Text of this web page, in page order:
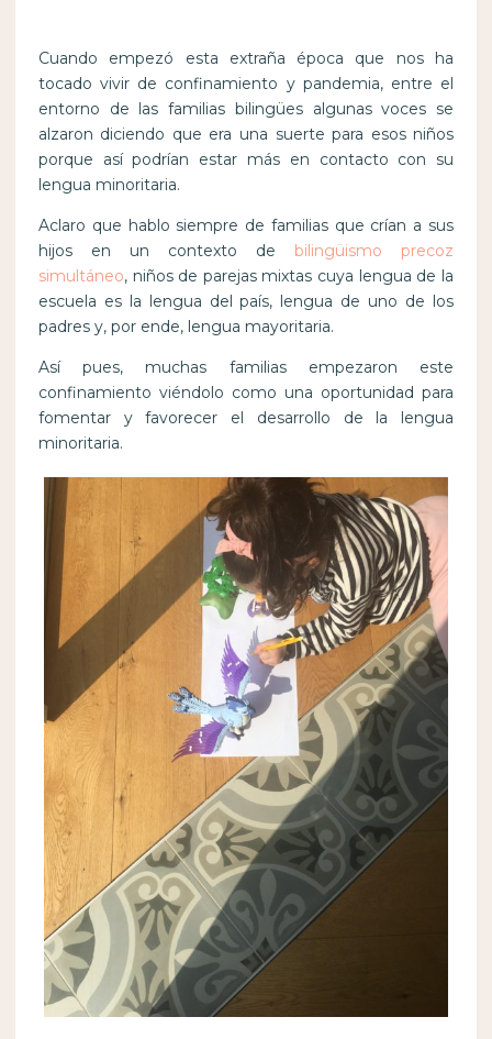
Cuando empezó esta extraña época que nos ha
tocado vivir de confinamiento y pandemia, entre el
entorno de las familias bilingües algunas voces se
alzaron diciendo que era una suerte para esos niños
porque así podrían estar más en contacto con su
lengua minoritaria.
Aclaro que hablo siempre de familias que crían a sus
hijos en un contexto de
bilingüismo precoz
simultáneo, niños de parejas mixtas cuya lengua de la
escuela es la lengua del país, lengua de uno de los
padres y, por ende, lengua mayoritaria.
Así pues, muchas familias empezaron este
confinamiento viéndolo como una oportunidad para
fomentar y favorecer el desarrollo de la lengua
minoritaria.